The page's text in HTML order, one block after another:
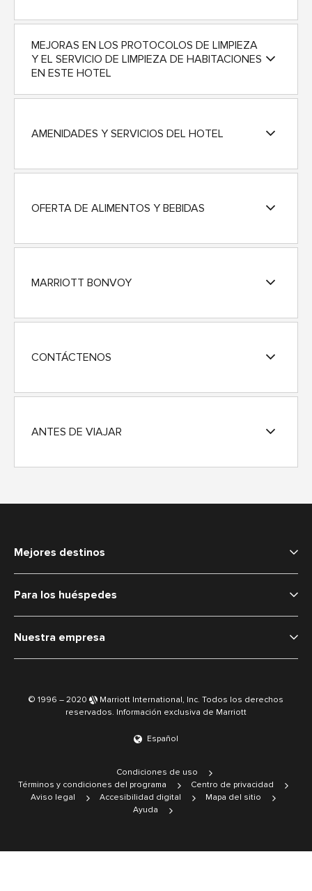
MEJORAS EN LOS PROTOCOLOS DE LIMPIEZA
Y EL SERVICIO DE LIMPIEZA DE HABITACIONES
EN ESTE HOTEL
AMENIDADES Y SERVICIOS DEL HOTEL
OFERTA DE ALIMENTOS Y BEBIDAS
MARRIOTT BONVOY
CONTÁCTENOS
ANTES DE VIAJAR
Mejores destinos
Para los huéspedes
Nuestra empresa
© 1996 – 2020
Marriott International, Inc. Todos los derechos
reservados. Información exclusiva de Marriott
Español
Condiciones de uso
Términos y condiciones del programa
Centro de privacidad
Aviso legal
Accesibilidad digital
Mapa del sitio
Ayuda